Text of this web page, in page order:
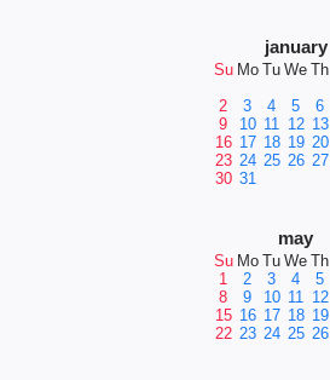
january
Su Mo Tu We Th
2
3 4 5 6
9
10 11 12 13
16 17 18 19 20
23 24 25 26 27
30 31
may
Su Mo Tu We Th
1
2 3 4 5
8
9 10 11 12
15 16 17 18 19
22 23 24 25 26